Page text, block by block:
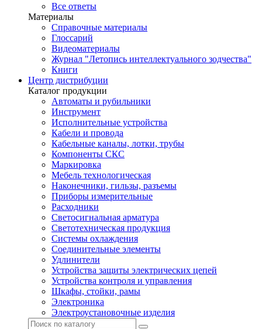
Все ответы
Материалы
Справочные материалы
Глоссарий
Видеоматериалы
Журнал "Летопись интеллектуального зодчества"
Книги
Центр дистрибуции
Каталог продукции
Автоматы и рубильники
Инструмент
Исполнительные устройства
Кабели и провода
Кабельные каналы, лотки, трубы
Компоненты СКС
Маркировка
Мебель технологическая
Наконечники, гильзы, разъемы
Приборы измерительные
Расходники
Светосигнальная арматура
Светотехническая продукция
Системы охлаждения
Соединительные элементы
Удлинители
Устройства защиты электрических цепей
Устройства контроля и управления
Шкафы, стойки, рамы
Электроника
Электроустановочные изделия